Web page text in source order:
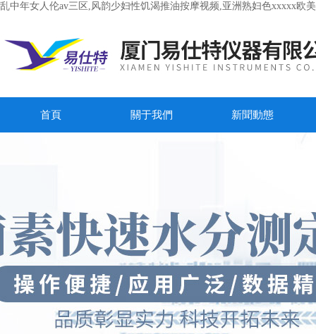
乱中年女人伦av三区,风韵少妇性饥渴推油按摩视频,亚洲熟妇色xxxxx欧
首頁 關于我們 新聞動態